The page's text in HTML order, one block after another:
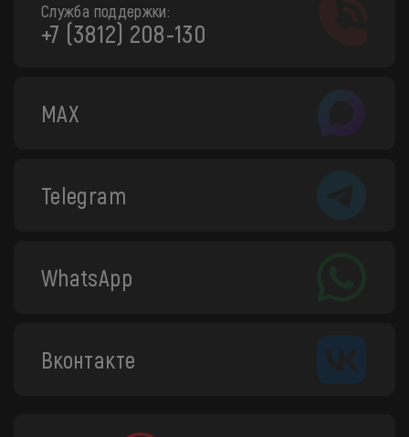
Служба поддержки:
+7 (3812) 208-130
MAX
Telegram
WhatsApp
Вконтакте